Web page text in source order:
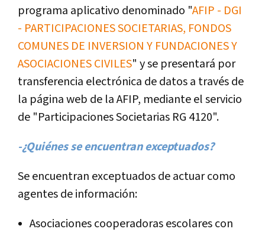
programa aplicativo denominado "AFIP - DGI
- PARTICIPACIONES SOCIETARIAS, FONDOS
COMUNES DE INVERSION Y FUNDACIONES Y
ASOCIACIONES CIVILES" y se presentará por
transferencia electrónica de datos a través de
la página web de la AFIP, mediante el servicio
de "Participaciones Societarias RG 4120".
-¿Quiénes se encuentran exceptuados?
Se encuentran exceptuados de actuar como
agentes de información:
Asociaciones cooperadoras escolares con